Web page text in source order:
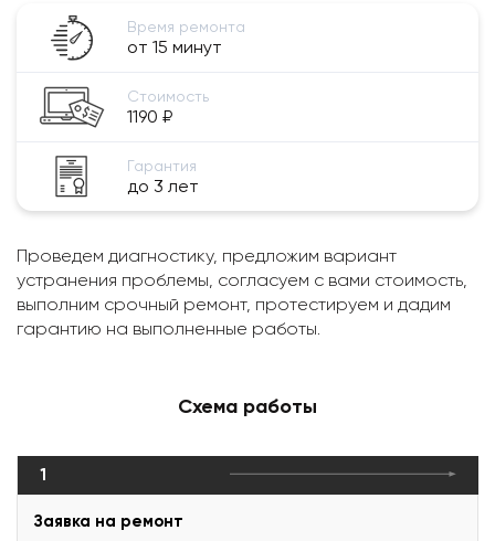
Время ремонта
от 15 минут
Стоимость
1190 ₽
Гарантия
до 3 лет
Проведем диагностику, предложим вариант
устранения проблемы, согласуем с вами стоимость,
выполним срочный ремонт, протестируем и дадим
гарантию на выполненные работы.
Схема работы
1
Заявка на ремонт